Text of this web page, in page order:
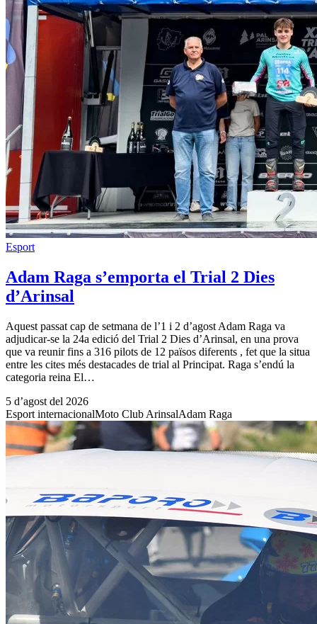
Esport
Adam Raga s’emporta el Trial 2 Dies
d’Arinsal
Aquest passat cap de setmana de l’1 i 2 d’agost Adam Raga va
adjudicar-se la 24a edició del Trial 2 Dies d’Arinsal, en una prova
que va reunir fins a 316 pilots de 12 països diferents , fet que la situa
entre les cites més destacades de trial al Principat. Raga s’endú la
categoria reina El…
5 d’agost del 2026
Esport internacionalMoto Club ArinsalAdam Raga